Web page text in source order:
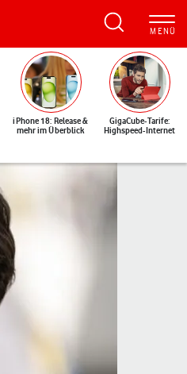
iPhone 18: Release &
mehr im Überblick
GigaCube-Tarife:
Highspeed-Internet